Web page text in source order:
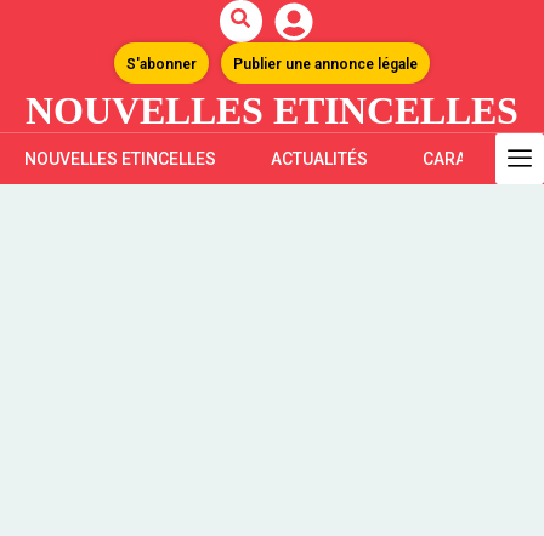
S'abonner Publier une annonce légale
NOUVELLES ETINCELLES
NOUVELLES ETINCELLES ACTUALITÉS CARAÏBES